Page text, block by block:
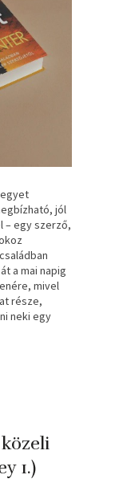
jól
egy szerző,
a mai napig
mivel
része,
neki egy
​közeli
1.)